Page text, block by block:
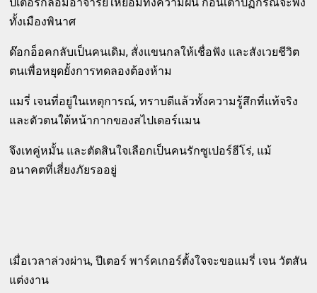
ทั้งเมืองพินาศ
ด๊อกอ็อคกลับเป็นคนเดิม, สั่งแขนกลให้เชื่อฟัง และสังเวยชีวิต
ตนเพื่อหยุดยั้งการทดลองต้องห้าม
แมรี่ เจนที่อยู่ในเหตุการณ์, ทราบดีแล้วทั้งความรู้สึกที่แท้จริง
และตัวตนใต้หน้ากากของสไปเดอร์แมน
จึงเทคู่หมั้น และตัดสินใจเลือกเป็นคนรักซูเปอร์ฮีโร่, แม้
อนาคตที่เสี่ยงภัยรออยู่
เมื่อเวลาล่วงผ่าน, ปีเตอร์ พาร์คเกอร์ตั้งใจจะขอแมรี่ เจน วัตสัน
แต่งงาน